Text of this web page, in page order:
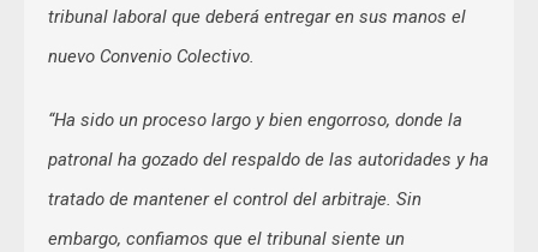
tribunal laboral que deberá entregar en sus manos el
nuevo Convenio Colectivo.
“Ha sido un proceso largo y bien engorroso, donde la
patronal ha gozado del respaldo de las autoridades y ha
tratado de mantener el control del arbitraje. Sin
embargo, confiamos que el tribunal siente un